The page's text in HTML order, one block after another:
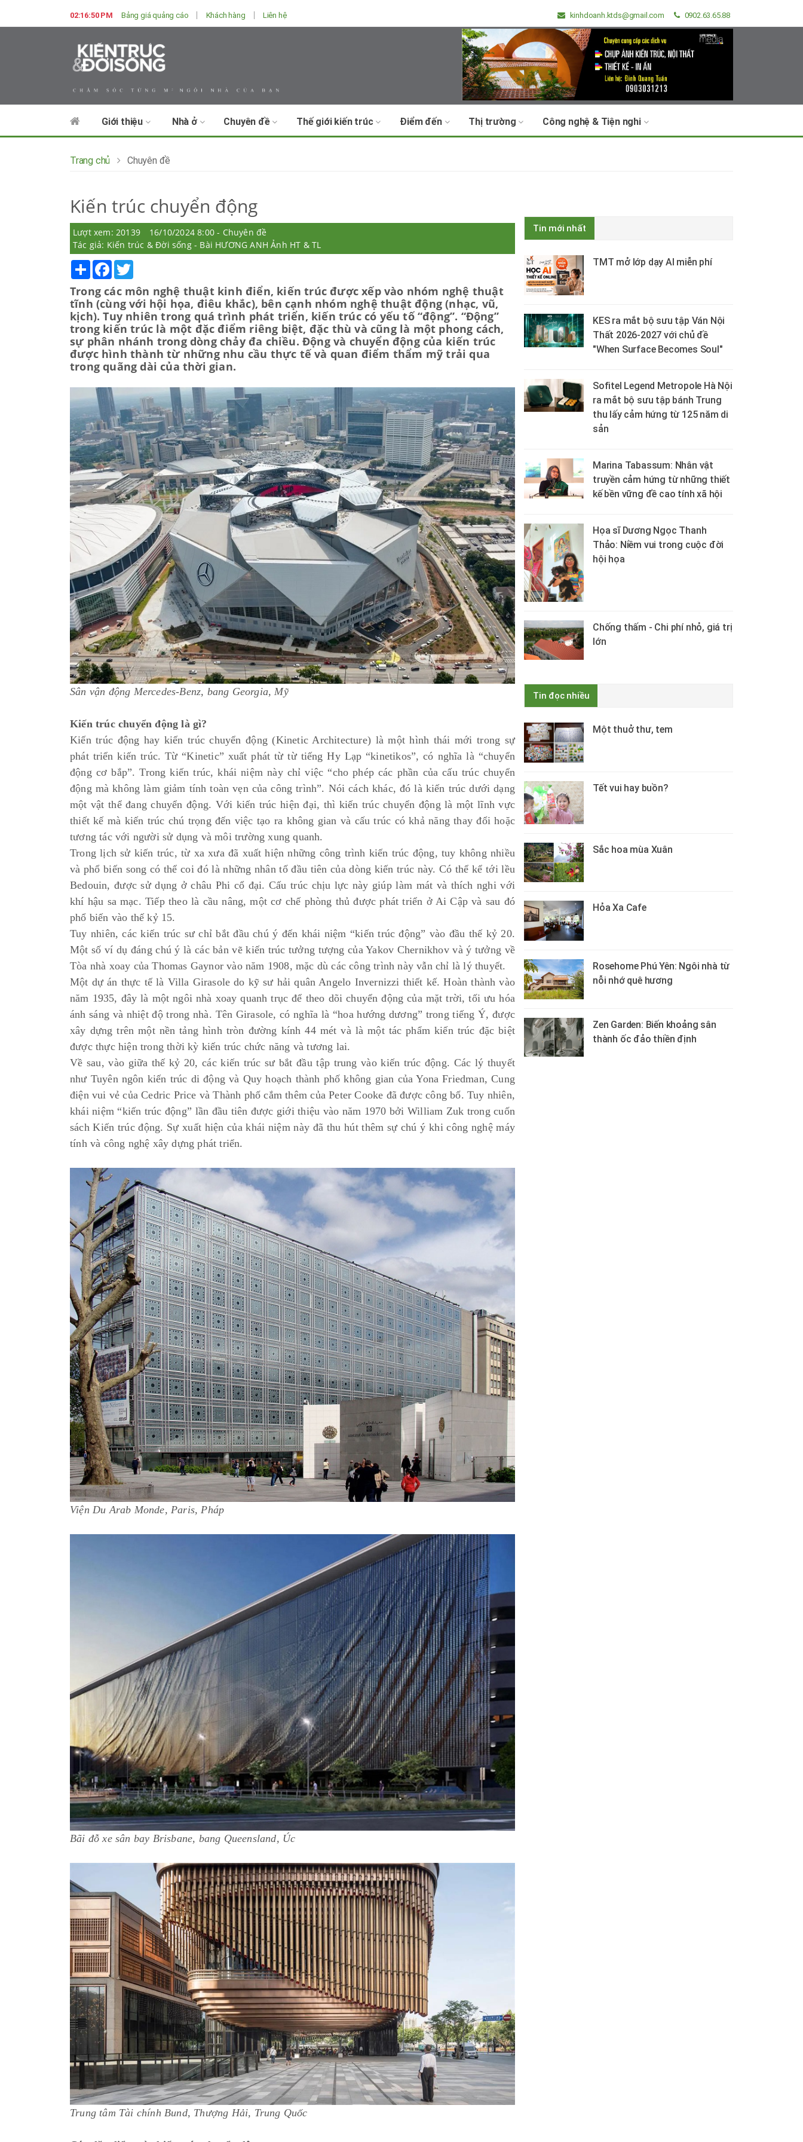
02:16:51 PM Bảng giá quảng cáo Khách hàng Liên hệ kinhdoanh.ktds@gmail.com 0902.63.65.88
Giới thiệu Nhà ở Chuyên đề Thế giới kiến trúc Điểm đến Thị trường Công nghệ & Tiện nghi
Trang chủ Chuyên đề
Kiến trúc chuyển động
Lượt xem: 20139
16/10/2024 8:00 - Chuyên đề
Tác giả: Kiến trúc & Đời sống - Bài HƯƠNG ANH Ảnh HT & TL
Share Facebook
Trong các môn nghệ thuật kinh điển, kiến trúc được xếp vào nhóm nghệ thuật
tĩnh (cùng với hội họa, điêu khắc), bên cạnh nhóm nghệ thuật động (nhạc, vũ,
kịch). Tuy nhiên trong quá trình phát triển, kiến trúc có yếu tố “động”. “Động”
trong kiến trúc là một đặc điểm riêng biệt, đặc thù và cũng là một phong cách,
sự phân nhánh trong dòng chảy đa chiều. Động và chuyển động của kiến trúc
được hình thành từ những nhu cầu thực tế và quan điểm thẩm mỹ trải qua
trong quãng dài của thời gian.
Sân vận động Mercedes-Benz, bang Georgia, Mỹ
Kiến trúc chuyển động là gì?
Kiến trúc động hay kiến trúc chuyển động (Kinetic Architecture) là một hình thái mới trong sự
phát triển kiến trúc. Từ “Kinetic” xuất phát từ từ tiếng Hy Lạp “kinetikos”, có nghĩa là “chuyển
động cơ bắp”. Trong kiến trúc, khái niệm này chỉ việc “cho phép các phần của cấu trúc chuyển
động mà không làm giảm tính toàn vẹn của công trình”. Nói cách khác, đó là kiến trúc dưới dạng
một vật thể đang chuyển động. Với kiến trúc hiện đại, thì kiến trúc chuyển động là một lĩnh vực
thiết kế mà kiến trúc chú trọng đến việc tạo ra không gian và cấu trúc có khả năng thay đổi hoặc
tương tác với người sử dụng và môi trường xung quanh.
Trong lịch sử kiến trúc, từ xa xưa đã xuất hiện những công trình kiến trúc động, tuy không nhiều
và phổ biến song có thể coi đó là những nhân tố đầu tiên của dòng kiến trúc này. Có thể kể tới lều
Bedouin, được sử dụng ở châu Phi cổ đại. Cấu trúc chịu lực này giúp làm mát và thích nghi với
khí hậu sa mạc. Tiếp theo là cầu nâng, một cơ chế phòng thủ được phát triển ở Ai Cập và sau đó
phổ biến vào thế kỷ 15.
Tuy nhiên, các kiến trúc sư chỉ bắt đầu chú ý đến khái niệm “kiến trúc động” vào đầu thế kỷ 20.
Một số ví dụ đáng chú ý là các bản vẽ kiến trúc tưởng tượng của Yakov Chernikhov và ý tưởng về
Tòa nhà xoay của Thomas Gaynor vào năm 1908, mặc dù các công trình này vẫn chỉ là lý thuyết.
Một dự án thực tế là Villa Girasole do kỹ sư hải quân Angelo Invernizzi thiết kế. Hoàn thành vào
năm 1935, đây là một ngôi nhà xoay quanh trục để theo dõi chuyển động của mặt trời, tối ưu hóa
ánh sáng và nhiệt độ trong nhà. Tên Girasole, có nghĩa là “hoa hướng dương” trong tiếng Ý, được
xây dựng trên một nền tảng hình tròn đường kính 44 mét và là một tác phẩm kiến trúc đặc biệt
được thực hiện trong thời kỳ kiến trúc chức năng và tương lai.
Về sau, vào giữa thế kỷ 20, các kiến trúc sư bắt đầu tập trung vào kiến trúc động. Các lý thuyết
như Tuyên ngôn kiến trúc di động và Quy hoạch thành phố không gian của Yona Friedman, Cung
điện vui vẻ của Cedric Price và Thành phố cắm thêm của Peter Cooke đã được công bố. Tuy nhiên,
khái niệm “kiến trúc động” lần đầu tiên được giới thiệu vào năm 1970 bởi William Zuk trong cuốn
sách Kiến trúc động. Sự xuất hiện của khái niệm này đã thu hút thêm sự chú ý khi công nghệ máy
tính và công nghệ xây dựng phát triển.
Viện Du Arab Monde, Paris, Pháp
Bãi đỗ xe sân bay Brisbane, bang Queensland, Úc
Trung tâm Tài chính Bund, Thượng Hải, Trung Quốc
Tin mới nhất
TMT mở lớp dạy AI miễn phí
KES ra mắt bộ sưu tập Ván Nội
Thất 2026-2027 với chủ đề
"When Surface Becomes Soul"
Sofitel Legend Metropole Hà Nội
ra mắt bộ sưu tập bánh Trung
thu lấy cảm hứng từ 125 năm di
sản
Marina Tabassum: Nhân vật
truyền cảm hứng từ những thiết
kế bền vững đề cao tính xã hội
Họa sĩ Dương Ngọc Thanh
Thảo: Niềm vui trong cuộc đời
hội họa
Chống thấm - Chi phí nhỏ, giá trị
lớn
Tin đọc nhiều
Một thuở thư, tem
Tết vui hay buồn?
Sắc hoa mùa Xuân
Hỏa Xa Cafe
Rosehome Phú Yên: Ngôi nhà từ
nỗi nhớ quê hương
Zen Garden: Biến khoảng sân
thành ốc đảo thiền định